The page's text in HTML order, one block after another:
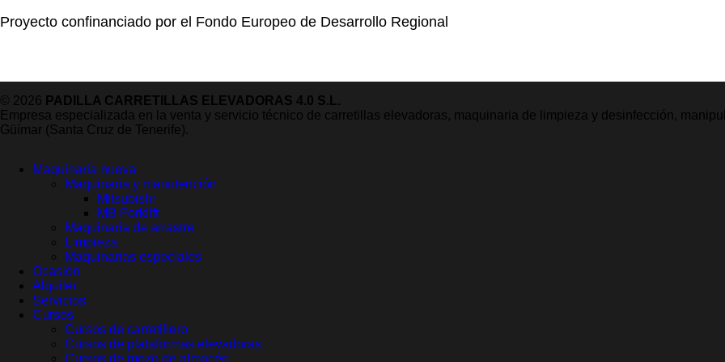
Proyecto confinanciado por el Fondo Europeo de Desarrollo Regional
© 2026 PADILLA CARRETILLAS ELEVADORAS 4.0 S.L.
Empresa especializada en la venta y servicio técnico de carretillas elevadoras, maquinaria de limpieza y desinfección,
Güímar (Santa Cruz de Tenerife).
Maquinaria nueva
Maquinaria y manutención
Mitsubishi
MB Forklift
Maquinaria de arrastre
Limpieza
Maquinarias especiales
Ocasión
Alquiler
Servicios
Cursos
Cursos de carretillero
Cursos de plataformas elevadoras
Cursos de mozo de almacén